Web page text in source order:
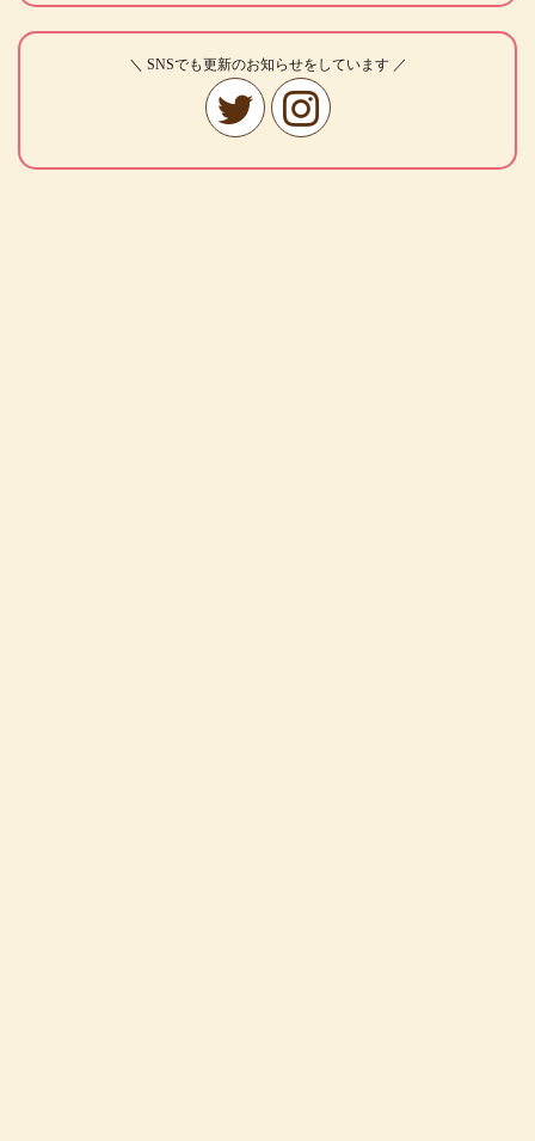
＼ SNSでも更新のお知らせをしています ／